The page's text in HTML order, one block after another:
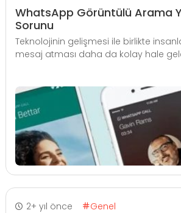
WhatsApp Görüntülü Arama
Sorunu
Teknolojinin gelişmesi ile birlikte
mesaj atması daha da kolay hale
2+ yıl önce Genel